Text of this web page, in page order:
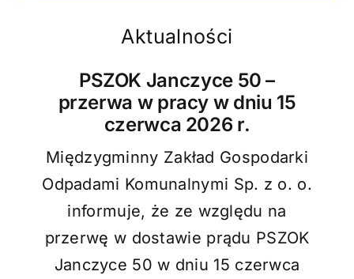
Aktualności
PSZOK Janczyce 50 –
przerwa w pracy w dniu 15
czerwca 2026 r.
Międzygminny Zakład Gospodarki
Odpadami Komunalnymi Sp. z o. o.
informuje, że ze względu na
przerwę w dostawie prądu PSZOK
Janczyce 50 w dniu 15 czerwca